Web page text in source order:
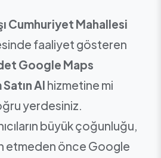
Cumhuriyet Mahallesi
faaliyet gösteren
Google Maps
Al hizmetine mi
yerdesiniz.
büyük çoğunluğu,
etmeden önce Google